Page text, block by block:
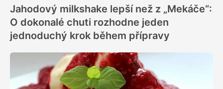
Jahodový milkshake lepší než z „Mekáče“:
O dokonalé chuti rozhodne jeden
jednoduchý krok během přípravy